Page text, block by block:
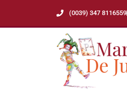
(0039) 347 8116559